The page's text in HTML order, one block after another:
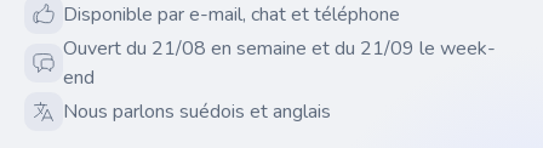
Disponible par e-mail, chat et téléphone
Ouvert du 21/08 en semaine et du 21/09 le week-
end
Nous parlons suédois et anglais